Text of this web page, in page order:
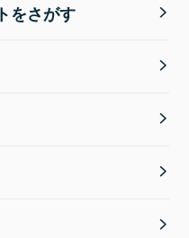
をさがす